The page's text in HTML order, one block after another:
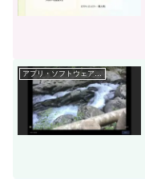
アプリ・ソフトウェア・サービス